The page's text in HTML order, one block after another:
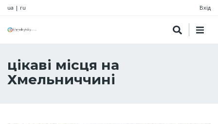
ua | ru Вхід
цікаві місця на
Хмельниччині